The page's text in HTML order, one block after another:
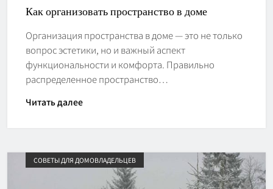
Как организовать пространство в доме
Организация пространства в доме — это не только
вопрос эстетики, но и важный аспект
функциональности и комфорта. Правильно
распределенное пространство…
Читать далее
СОВЕТЫ ДЛЯ ДОМОВЛАДЕЛЬЦЕВ